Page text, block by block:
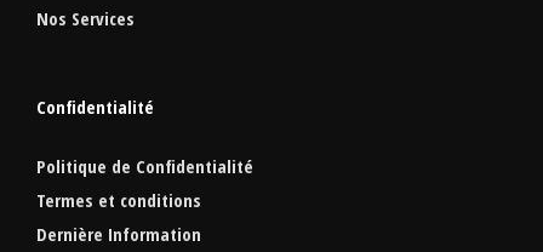
Nos Services
Confidentialité
Politique de Confidentialité
Termes et conditions
Dernière Information